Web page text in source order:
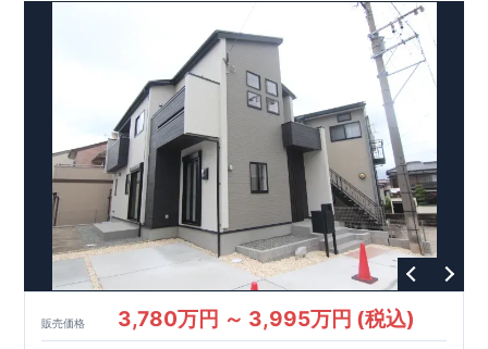
・図面や書類上だけでなく、「現場の施工状況」を検
査した上で、品質を保証しております。
全棟自社一貫体制
誰が何をやったかが明確だからこそ、お客様の安心に繋がりま
・設計、施工、営業が協力しあい、最良のプランをご提供
・不要な中間マージンを抑える事で、コストダウ
ンに努めております。​
販売価格 3,780万円 ～ 3,995万円 (税込)